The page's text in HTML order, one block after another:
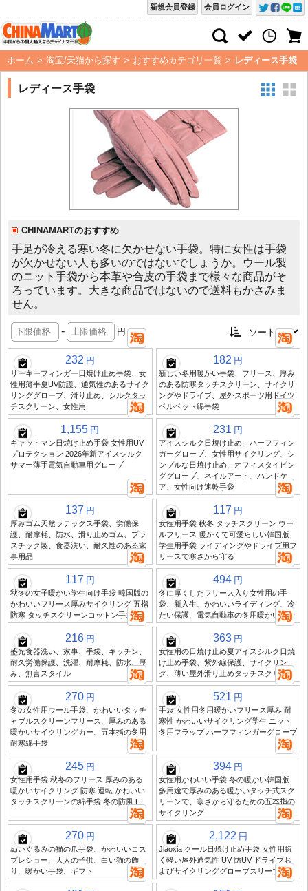
会員ログイン
新規会員登録
ホーム > 淘宝/天猫から探す > おすすめカテゴリ一覧 > レディース手袋
レディース手袋
CHINAMARTのおすすめ
手足が冷える寒い冬に欠かせない手袋。特に女性は手袋
が欠かせない人も多いのではないでしょうか。ウール製
のニット手袋から本革や合皮の手袋まで様々な商品がそ
ろっています。大きな商品ではないので送料もかさみま
せん。
- 円
232 円
リーキーフィンガー日焼け止め手袋、女
性用薄手夏UV防護、通気性のあるサイク
リンググローブ、滑り止め、シルクタッ
チスクリーン、女性用
182 円
新しい冬用暖かい手袋、フリース、厚み
のある防寒タッチスクリーン、サイクリ
ングやドライブ、屋外スポーツ用ドイツ
ベルベット綿手袋
1,155 円
キャットマン日焼け止め手袋 女性用UV
プロテクション 2026年新アイスシルク
サマー薄手電気自動車用グローブ
231 円
アイスシルク日焼け止め、ハーフフィン
ガーグローブ、女性用サイクリング、シ
ンプルな日焼け止め、オフィスタイピン
ググローブ、ネイルアート、ハンドケ
ア、女性向け速乾手袋
137 円
厚みゴム天然ラテックス手袋、労働保
護、耐摩耗、防水、滑り止めゴム、プラ
スチック製、食器洗い、耐久性のある家
事用品
117 円
女性用手袋 秋冬 タッチスクリーン ウー
ルフリース 暖かくて可愛らしい韓国版
学生用手袋 ライディングやドライブ用フ
リースで寒さから守る
117 円
秋冬の女子暖かい学生向け手袋 韓国版の
かわいいフリース厚みサイクリング 五指
防寒 タッチスクリーンコットン手袋
494 円
冬に厚くしたフリース入り女性用の手
袋、新入生、かわいいライディング、冷
たい保護、電気自動車の冬用暖かい手袋
216 円
盛光食器洗い、家事、手袋、キッチン、
耐久労働保護、洗濯、耐摩耗、防水、厚
み、無言スタイル
363 円
女性用の日焼け止め夏アイスシルク日焼
け止め手袋、紫外線保護、サイクリン
グ、薄い屋外滑り止めタッチスクリーン
270 円
冬の女性用ウール手袋、かわいいタッチ
ャブルスクリーンフリース、厚みのある
暖かいサイクリングカー、五本指の冬用
耐寒綿手袋
521 円
手袋 女性用冬用暖かいフリース厚み 耐
寒性 かわいいサイクリング学生 ニット
冬用フラップ ハーフフィンガーグローブ
245 円
女性用手袋 秋冬のフリース 厚みのある
暖かいサイクリング 防寒 運転 かわいい
タッチスクリーンの綿手袋 冬の防風 H
394 円
女性用かわいい手袋 冬の暖かい韓国版
多用途で厚みのある暖かいタッチ式スク
リーンで、寒さから守るための五本指の
サイクリング
270 円
ぬいぐるみの猫の爪手袋、かわいいコス
プレショー、大人の子供、白い猫の飾
り、暖かい手袋、ギフト
2,122 円
Jiaoxia クール日焼け止め手袋 女性用短
く軽い屋外通気性 UV 防UV ドライブお
よびサイクリンググローブスリーブ